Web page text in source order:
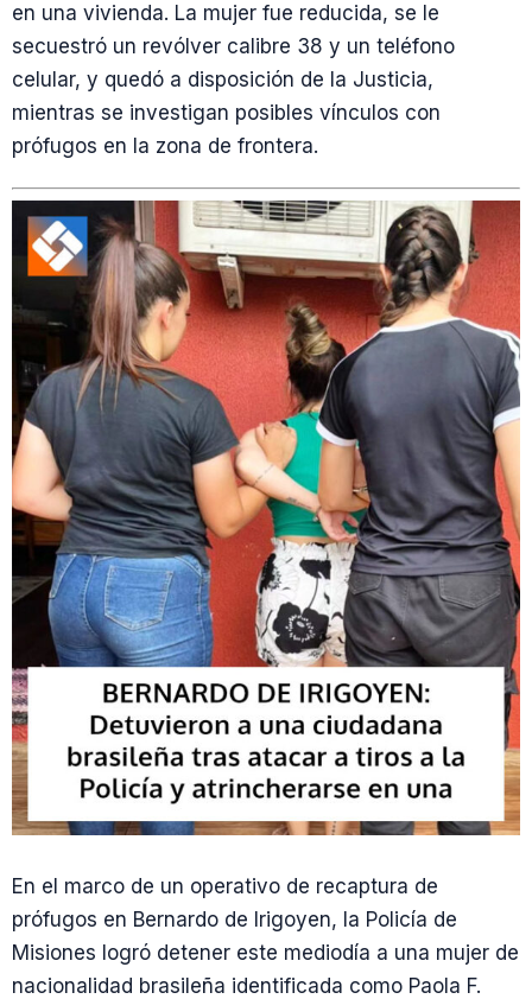
en una vivienda. La mujer fue reducida, se le
secuestró un revólver calibre 38 y un teléfono
celular, y quedó a disposición de la Justicia,
mientras se investigan posibles vínculos con
prófugos en la zona de frontera.
En el marco de un operativo de recaptura de
prófugos en Bernardo de Irigoyen, la Policía de
Misiones logró detener este mediodía a una mujer de
nacionalidad brasileña identificada como Paola F.